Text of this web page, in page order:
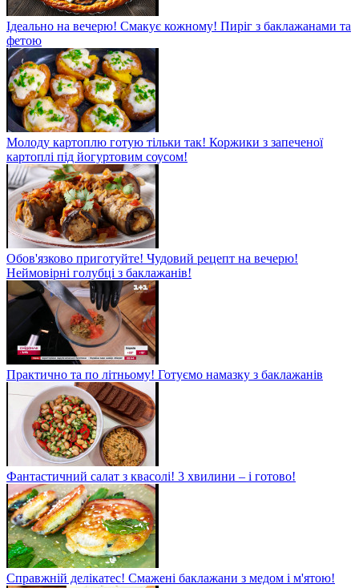
Ідеально на вечерю! Смакує кожному! Пиріг з баклажанами та
фетою
Молоду картоплю готую тільки так! Коржики з запеченої
картоплі під йогуртовим соусом!
Обов'язково приготуйте! Чудовий рецепт на вечерю!
Неймовірні голубці з баклажанів!
Практично та по літньому! Готуємо намазку з баклажанів
Фантастичний салат з квасолі! 3 хвилини – і готово!
Справжній делікатес! Смажені баклажани з медом і м'ятою!